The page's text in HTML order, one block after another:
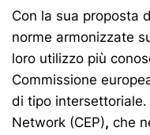
Con la sua proposta
norme armonizzate
loro utilizzo più
Commissione
di tipo intersettoriale.
Network (CEP), che